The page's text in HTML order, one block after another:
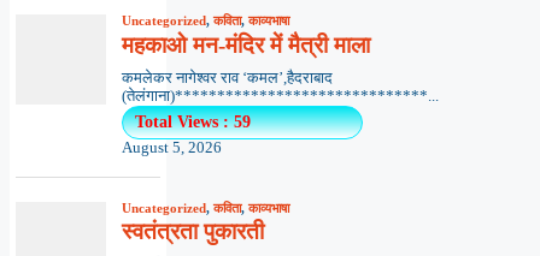
Uncategorized,कविता,काव्यभाषा
महकाओ मन-मंदिर में मैत्री माला
कमलेकर नागेश्वर राव ‘कमल’,हैदराबाद
(तेलंगाना)******************************...
Total Views : 59
August 5, 2026
Uncategorized,कविता,काव्यभाषा
स्वतंत्रता पुकारती